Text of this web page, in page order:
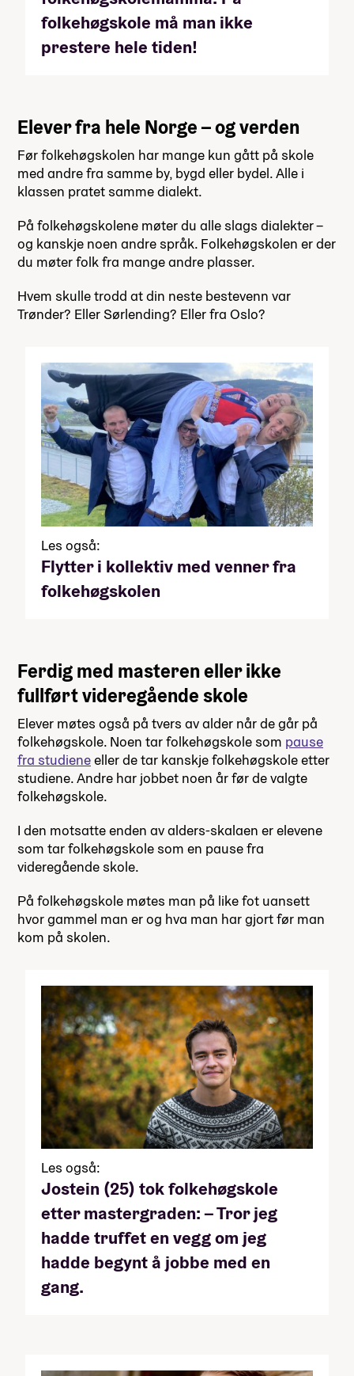
folkehøgskole må man ikke
prestere hele tiden!
Elever fra hele Norge – og verden
Før folkehøgskolen har mange kun gått på skole
med andre fra samme by, bygd eller bydel. Alle i
klassen pratet samme dialekt.
På folkehøgskolene møter du alle slags dialekter –
og kanskje noen andre språk. Folkehøgskolen er der
du møter folk fra mange andre plasser.
Hvem skulle trodd at din neste bestevenn var
Trønder? Eller Sørlending? Eller fra Oslo?
Les også:
Flytter i kollektiv med venner fra
folkehøgskolen
Ferdig med masteren eller ikke
fullført videregående skole
Elever møtes også på tvers av alder når de går på
folkehøgskole. Noen tar folkehøgskole som pause
fra studieneeller de tar kanskje folkehøgskole etter
studiene. Andre har jobbet noen år før de valgte
folkehøgskole.
I den motsatte enden av alders-skalaen er elevene
som tar folkehøgskole som en pause fra
videregående skole.
På folkehøgskole møtes man på like fot uansett
hvor gammel man er og hva man har gjort før man
kom på skolen.
Les også:
Jostein (25) tok folkehøgskole
etter mastergraden: – Tror jeg
hadde truffet en vegg om jeg
hadde begynt å jobbe med en
gang.